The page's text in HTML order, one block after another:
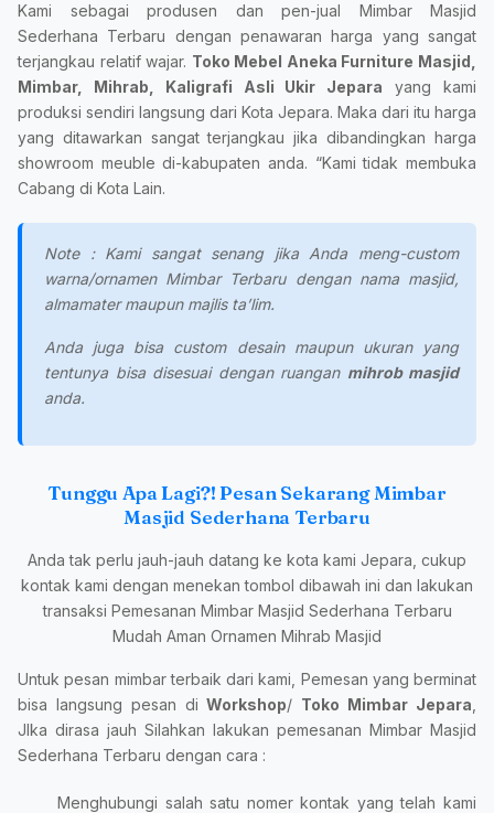
Kami sebagai produsen dan pen-jual Mimbar Masjid
Sederhana Terbaru dengan penawaran harga yang sangat
terjangkau relatif wajar. Toko Mebel Aneka Furniture Masjid,
Mimbar, Mihrab, Kaligrafi Asli Ukir Jepara yang kami
produksi sendiri langsung dari Kota Jepara. Maka dari itu harga
yang ditawarkan sangat terjangkau jika dibandingkan harga
showroom meuble di-kabupaten anda. “Kami tidak membuka
Cabang di Kota Lain.
Note : Kami sangat senang jika Anda meng-custom
warna/ornamen Mimbar Terbaru dengan nama masjid,
almamater maupun majlis ta’lim.
Anda juga bisa custom desain maupun ukuran yang
tentunya bisa disesuai dengan ruangan mihrob masjid
anda.
Tunggu Apa Lagi?! Pesan Sekarang Mimbar
Masjid Sederhana Terbaru
Anda tak perlu jauh-jauh datang ke kota kami Jepara, cukup
kontak kami dengan menekan tombol dibawah ini dan lakukan
transaksi Pemesanan Mimbar Masjid Sederhana Terbaru
Mudah Aman Ornamen Mihrab Masjid
Untuk pesan mimbar terbaik dari kami, Pemesan yang berminat
bisa langsung pesan diWorkshop/ Toko Mimbar Jepara
JIka dirasa jauh Silahkan lakukan pemesanan Mimbar Masjid
Sederhana Terbaru dengan cara :
Menghubungi salah satu nomer kontak yang telah kami